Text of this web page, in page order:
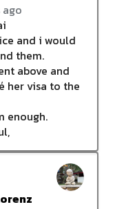
ago
and i would
them.
above and
her visa to the
enough.